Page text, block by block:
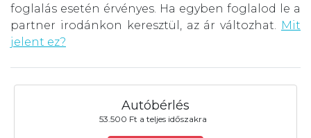
foglalás esetén érvényes. Ha egyben foglalod le a
partner irodánkon keresztül, az ár változhat. Mit
jelent ez?
Autóbérlés
53.500 Ft a teljes időszakra